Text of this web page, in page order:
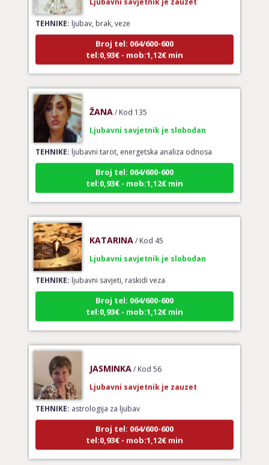
TEHNIKE:ljubav, brak, veze
Broj tel: 064/600-600
tel:0,93€ - mob:1,12€ min
TEHNIKE:ljubavni tarot, energetska analiza odnosa
Broj tel: 064/600-600
tel:0,93€ - mob:1,12€ min
TEHNIKE:ljubavni savjeti, raskidi veza
Broj tel: 064/600-600
tel:0,93€ - mob:1,12€ min
Ljubavni savjetnik je zauzet
TEHNIKE:astrologija za ljubav
Broj tel: 064/600-600
tel:0,93€ - mob:1,12€ min